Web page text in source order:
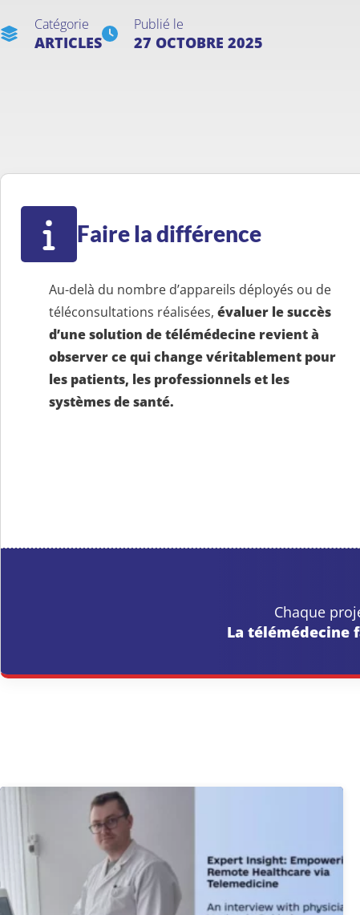
Catégorie
ARTICLES
Publié le
27 OCTOBRE 2025
Faire la différence
Au-delà du nombre d’appareils déployés ou de
téléconsultations réalisées, évaluer le succès
d’une solution de télémédecine revient à
observer ce qui change véritablement pour
les patients, les professionnels et les
systèmes de santé.
Chaque
La télémédecine